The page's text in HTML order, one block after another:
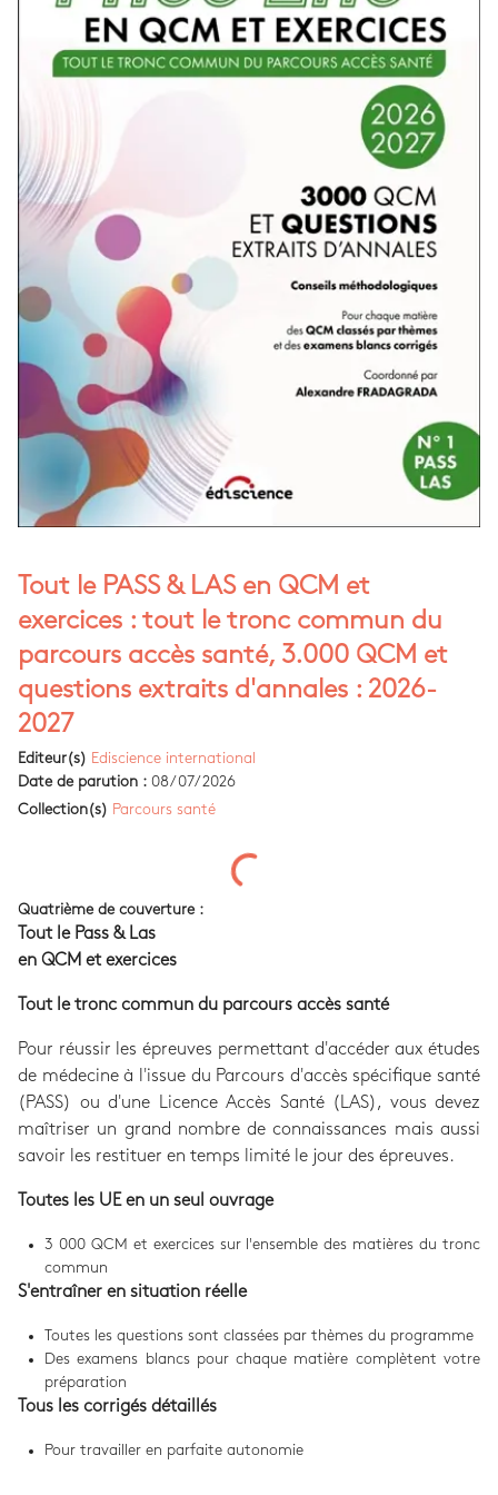
Tout le PASS & LAS en QCM et
exercices : tout le tronc commun du
parcours accès santé, 3.000 QCM et
questions extraits d'annales : 2026-
2027
Editeur(s) Ediscience international
Date de parution : 08/07/2026
Collection(s) Parcours santé
Quatrième de couverture :
Tout le Pass & Las
en QCM et exercices
Tout le tronc commun du parcours accès santé
Pour réussir les épreuves permettant d'accéder aux études
de médecine à l'issue du Parcours d'accès spécifique santé
(PASS) ou d'une Licence Accès Santé (LAS), vous devez
maîtriser un grand nombre de connaissances mais aussi
savoir les restituer en temps limité le jour des épreuves.
Toutes les UE en un seul ouvrage
3 000 QCM et exercices sur l'ensemble des matières du tronc
commun
S'entraîner en situation réelle
Toutes les questions sont classées par thèmes du programme
Des examens blancs pour chaque matière complètent votre
préparation
Tous les corrigés détaillés
Pour travailler en parfaite autonomie